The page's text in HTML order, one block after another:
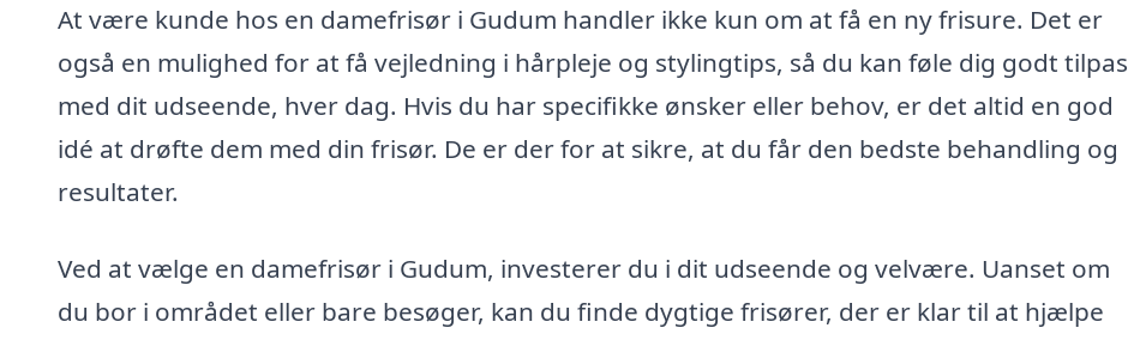
At være kunde hos en damefrisør i Gudum handler ikke kun om at få en ny frisure. Det er
også en mulighed for at få vejledning i hårpleje og stylingtips, så du kan føle dig godt tilpas
med dit udseende, hver dag. Hvis du har specifikke ønsker eller behov, er det altid en god
idé at drøfte dem med din frisør. De er der for at sikre, at du får den bedste behandling og
resultater.
Ved at vælge en damefrisør i Gudum, investerer du i dit udseende og velvære. Uanset om
du bor i området eller bare besøger, kan du finde dygtige frisører, der er klar til at hjælpe